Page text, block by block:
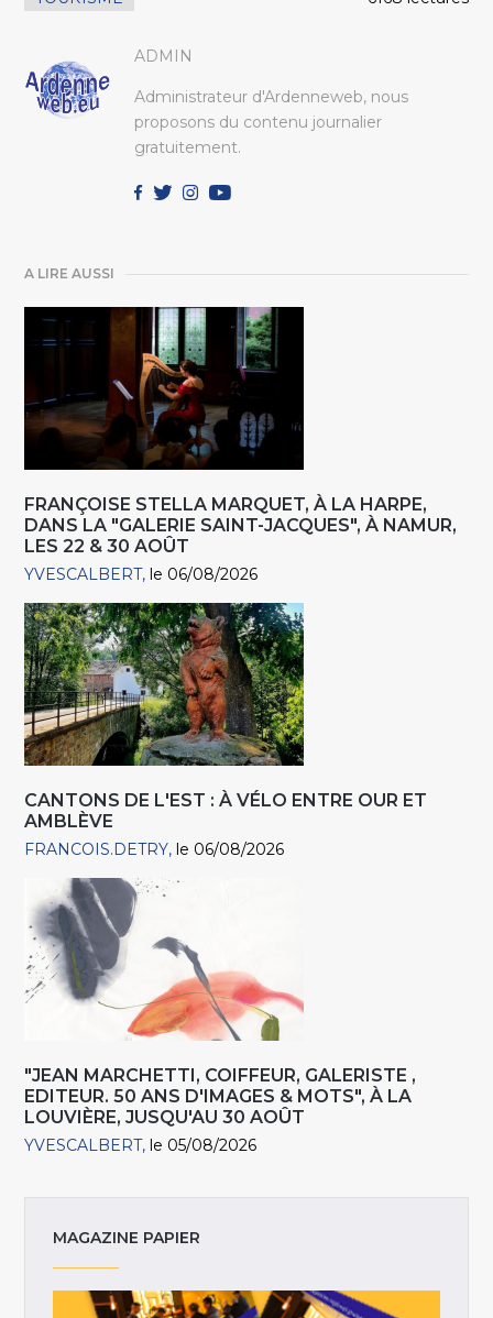
ADMIN
Administrateur d'Ardenneweb, nous
proposons du contenu journalier
gratuitement.
A LIRE AUSSI
FRANÇOISE STELLA MARQUET, À LA HARPE,
DANS LA "GALERIE SAINT-JACQUES", À NAMUR,
LES 22 & 30 AOÛT
YVESCALBERT le 06/08/2026
CANTONS DE L'EST : À VÉLO ENTRE OUR ET
AMBLÈVE
FRANCOIS.DETRY le 06/08/2026
"JEAN MARCHETTI, COIFFEUR, GALERISTE ,
EDITEUR. 50 ANS D'IMAGES & MOTS", À LA
LOUVIÈRE, JUSQU'AU 30 AOÛT
YVESCALBERT le 05/08/2026
MAGAZINE PAPIER